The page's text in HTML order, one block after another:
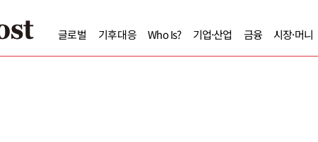
글로벌 기후대응 Who Is? 기업·산업 금융 시장·머니